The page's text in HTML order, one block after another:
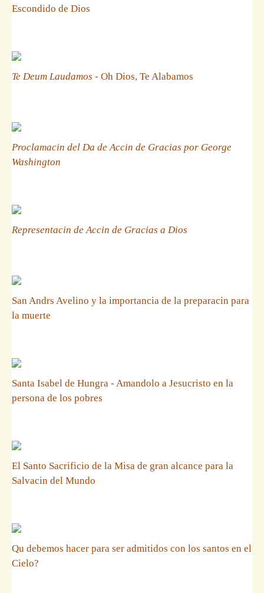
Escondido de Dios
Te Deum Laudamos - Oh Dios, Te Alabamos
Proclamacin del Da de Accin de Gracias por George
Washington
Representacin de Accin de Gracias a Dios
San Andrs Avelino y la importancia de la preparacin para
la muerte
Santa Isabel de Hungra - Amandolo a Jesucristo en la
persona de los pobres
El Santo Sacrificio de la Misa de gran alcance para la
Salvacin del Mundo
Qu debemos hacer para ser admitidos con los santos en el
Cielo?